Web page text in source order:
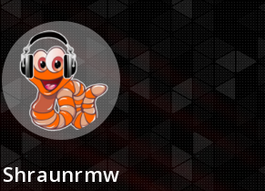
Shraunrmw